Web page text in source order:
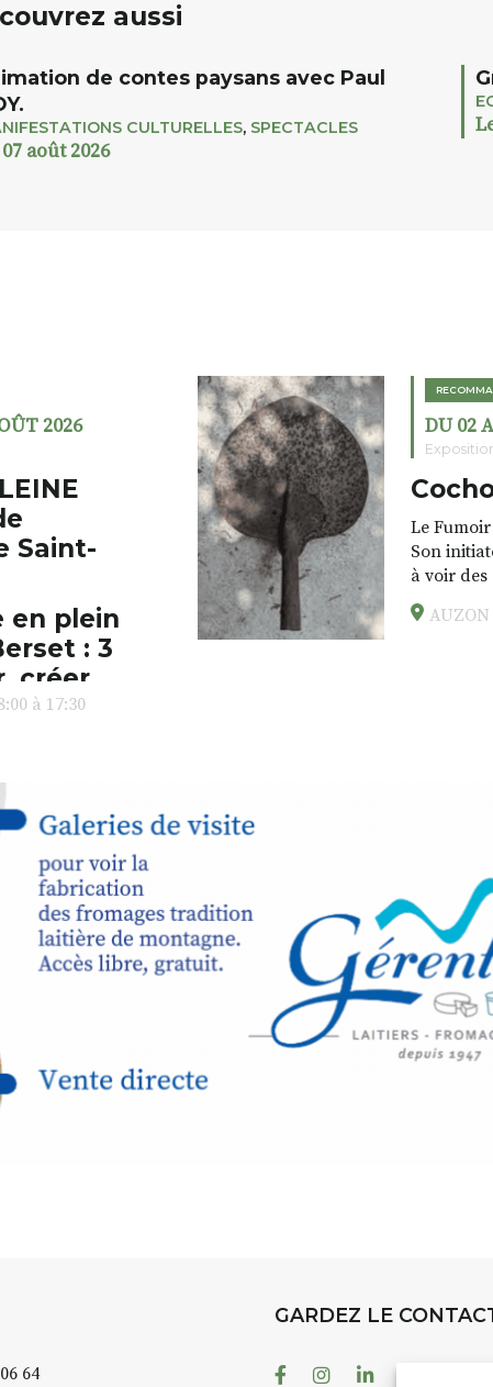
aussi
de contes paysans avec Paul
CULTURELLES, SPECTACLES
août 2026
2026
Saint-
en plein
: 3
créer,
unstage
à tous les
, à seulement30
à capturer
abrité
à 17:30
DU 02
Le
Son
à voir
drôles,
expo-
raison
64
GARDEZ LE
FacebookInstagramLinkedin